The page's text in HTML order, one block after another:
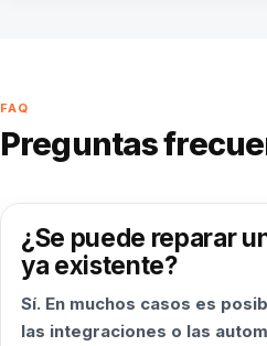
FAQ
Preguntas
¿Se puede reparar
ya existente?
Sí. En muchos casos es
las integraciones o las